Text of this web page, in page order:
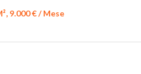
9.000 € / Mese